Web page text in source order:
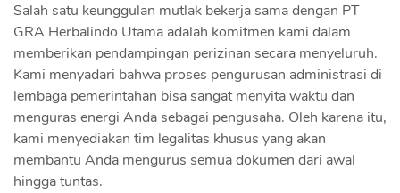
Salah satu keunggulan mutlak bekerja sama dengan PT
GRA Herbalindo Utama adalah komitmen kami dalam
memberikan pendampingan perizinan secara menyeluruh.
Kami menyadari bahwa proses pengurusan administrasi di
lembaga pemerintahan bisa sangat menyita waktu dan
menguras energi Anda sebagai pengusaha. Oleh karena itu,
kami menyediakan tim legalitas khusus yang akan
membantu Anda mengurus semua dokumen dari awal
hingga tuntas.